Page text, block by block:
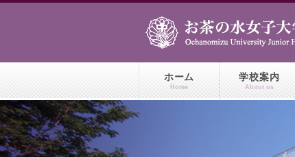
ホーム
Home
学校案内
About us